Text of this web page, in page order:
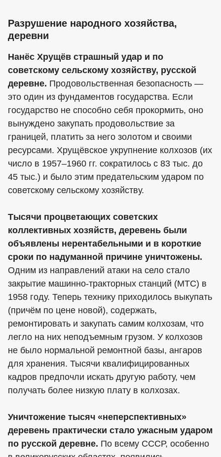
Разрушение народного хозяйства,
деревни
Нанёс Хрущёв страшный удар и по
советскому сельскому хозяйству, русской
деревне. Продовольственная безопасность —
это один из фундаментов государства. Если
государство не способно себя прокормить, оно
вынуждено закупать продовольствие за
границей, платить за него золотом и своими
ресурсами. Хрущёвское укрупнение колхозов (их
число в 1957–1960 гг. сократилось с 83 тыс. до
45 тыс.) и было этим предательским ударом по
советскому сельскому хозяйству.
Тысячи процветающих советских
коллективных хозяйств, деревень были
объявлены нерентабельными и в короткие
сроки по надуманной причине уничтожены.
Одним из направлений атаки на село стало
закрытие машинно-тракторных станций (МТС) в
1958 году. Теперь технику приходилось выкупать
(причём по цене новой), содержать,
ремонтировать и закупать самим колхозам, что
легло на них неподъемным грузом. У колхозов
не было нормальной ремонтной базы, ангаров
для хранения. Тысячи квалифицированных
кадров предпочли искать другую работу, чем
получать более низкую плату в колхозах.
Уничтожение тысяч «неперспективных»
деревень практически стало ужасным ударом
по русской деревне. По всему СССР, особенно